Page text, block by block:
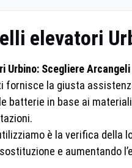
elevatori
Scegliere
fornisce la giusta
batterie in base ai
è la verifica della
e aumentando